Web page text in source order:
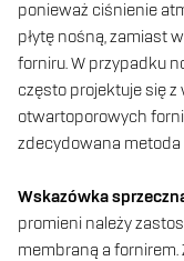
ponieważ ciśnienie
płytę nośną, zamiast
forniru. W przypadku
często projektuje się
otwartoporowych
zdecydowana metoda
Wskazówka
promieni należy
membraną a fornirem.